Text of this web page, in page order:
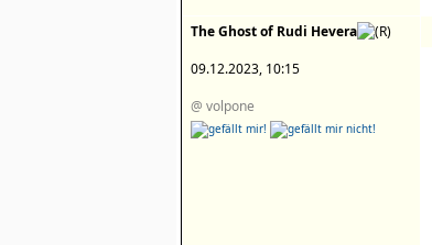
The Ghost of Rudi Hevera
09.12.2023, 10:15
@ volpone